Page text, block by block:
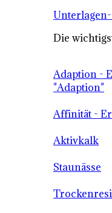
Die
Adaption -
"Adaption"
Affinität -
Aktivkalk
Staunässe